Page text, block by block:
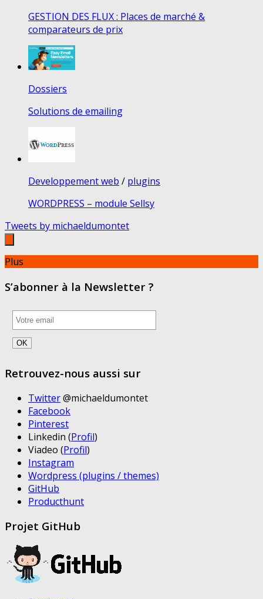
GESTION DES FLUX : Places de marché &
comparateurs de prix
Dossiers
Solutions de emailing
Developpement web / plugins
WORDPRESS – module Sellsy
Tweets by michaeldumontet
Plus
S’abonner à la Newsletter ?
Retrouvez-nous aussi sur
Twitter@michaeldumontet
Facebook
Pinterest
Linkedin (Profil)
Viadeo (Profil)
Instagram
Wordpress (plugins / themes)
GitHub
Producthunt
Projet GitHub